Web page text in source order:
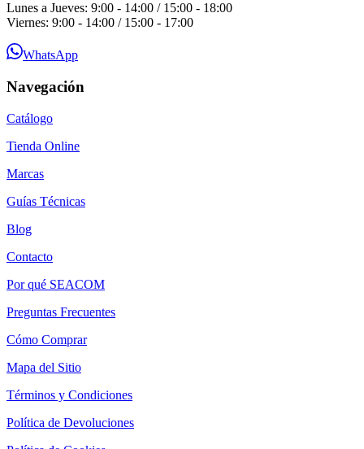
Lunes a Jueves: 9:00 - 14:00 / 15:00 - 18:00
Viernes: 9:00 - 14:00 / 15:00 - 17:00
WhatsApp
Navegación
Catálogo
Tienda Online
Marcas
Guías Técnicas
Blog
Contacto
Por qué SEACOM
Preguntas Frecuentes
Cómo Comprar
Mapa del Sitio
Términos y Condiciones
Política de Devoluciones